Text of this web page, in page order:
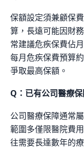
保額設定須兼顧保
算，長遠可能因財
常建議危疾保費佔
每月危疾保費預算
爭取最高保額。
Q：已有公司醫療
公司醫療保障通常
範圍多僅限醫院費
往需要長達數年的